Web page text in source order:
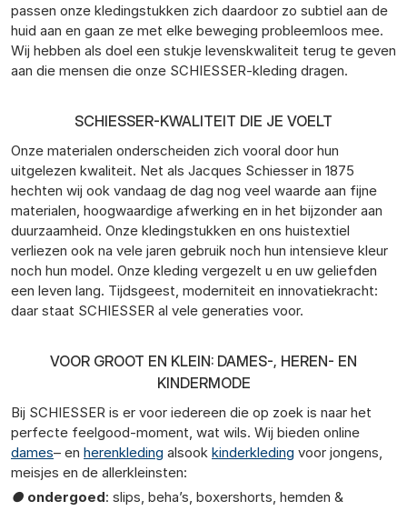
passen onze kledingstukken zich daardoor zo subtiel aan de
huid aan en gaan ze met elke beweging probleemloos mee.
Wij hebben als doel een stukje levenskwaliteit terug te geven
aan die mensen die onze SCHIESSER-kleding dragen.
SCHIESSER-KWALITEIT DIE JE VOELT
Onze materialen onderscheiden zich vooral door hun
uitgelezen kwaliteit. Net als Jacques Schiesser in 1875
hechten wij ook vandaag de dag nog veel waarde aan fijne
materialen, hoogwaardige afwerking en in het bijzonder aan
duurzaamheid. Onze kledingstukken en ons huistextiel
verliezen ook na vele jaren gebruik noch hun intensieve kleur
noch hun model. Onze kleding vergezelt u en uw geliefden
een leven lang. Tijdsgeest, moderniteit en innovatiekracht:
daar staat SCHIESSER al vele generaties voor.
VOOR GROOT EN KLEIN: DAMES-, HEREN- EN
KINDERMODE
Bij SCHIESSER is er voor iedereen die op zoek is naar het
perfecte feelgood-moment, wat wils. Wij bieden online
dames– en herenkleding alsook kinderkleding voor jongens,
meisjes en de allerkleinsten:
● ondergoed: slips, beha’s, boxershorts, hemden &